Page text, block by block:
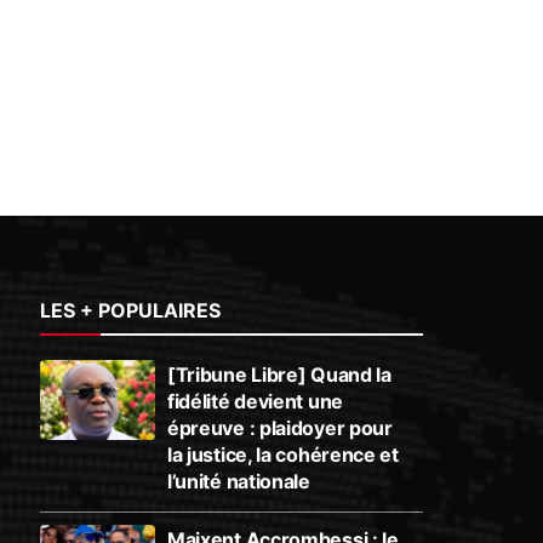
LES + POPULAIRES
[Tribune Libre] Quand la
fidélité devient une
épreuve : plaidoyer pour
la justice, la cohérence et
l’unité nationale